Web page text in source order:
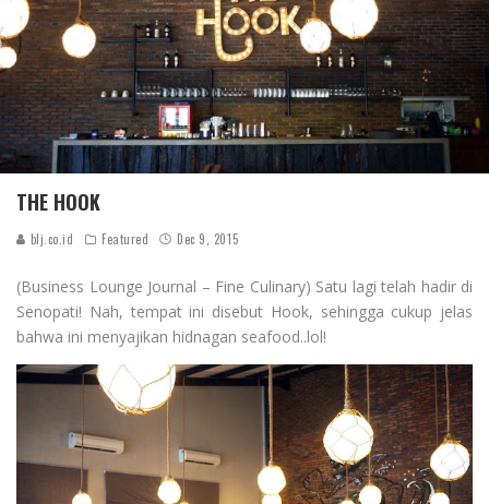
THE HOOK
blj.co.id Featured Dec 9, 2015
(Business Lounge Journal – Fine Culinary) Satu lagi telah hadir di
Senopati! Nah, tempat ini disebut Hook, sehingga cukup jelas
bahwa ini menyajikan hidnagan seafood..lol!